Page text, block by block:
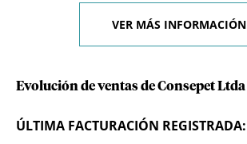
VER MÁS INFORMACIÓN
Evolución de ventas de Consepet Ltda
ÚLTIMA FACTURACIÓN REGISTRADA: